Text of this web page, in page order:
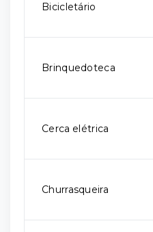
Bicicletário
Brinquedoteca
Cerca elétrica
Churrasqueira